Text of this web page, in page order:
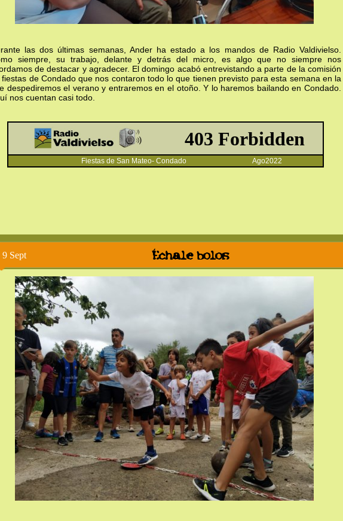
las dos últimas semanas, Ander ha estado a los mandos de Radio Valdivielso.
siempre, su trabajo, delante y detrás del micro, es algo que no siempre nos
de destacar y agradecer. El domingo acabó entrevistando a parte de la comisión
fiestas de Condado que nos contaron todo lo que tienen previsto para esta semana en la
despediremos el verano y entraremos en el otoño. Y lo haremos bailando en Condado.
nos cuentan casi todo.
Fiestas de San Mateo- Condado Ago2022
9 Sept Échale bolos